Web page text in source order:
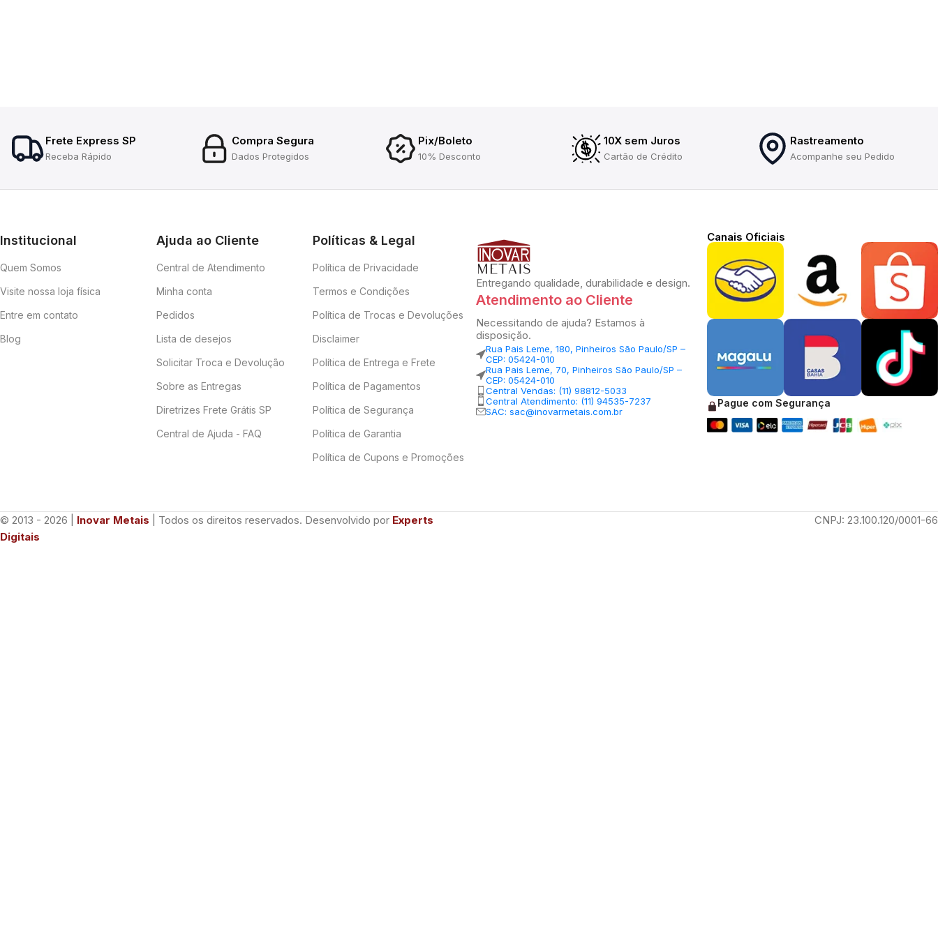
Frete Express SP
Receba Rápido
Compra Segura
Dados Protegidos
Pix/Boleto
10% Desconto
10X sem Juros
Cartão de Crédito
Rastreamento
Acompanhe seu Pedido
Institucional
Quem Somos
Visite nossa loja física
Entre em contato
Blog
Ajuda ao Cliente
Central de Atendimento
Minha conta
Pedidos
Lista de desejos
Solicitar Troca e Devolução
Sobre as Entregas
Diretrizes Frete Grátis SP
Central de Ajuda - FAQ
Políticas & Legal
Política de Privacidade
Termos e Condições
Política de Trocas e Devoluções
Disclaimer
Política de Entrega e Frete
Política de Pagamentos
Política de Segurança
Política de Garantia
Política de Cupons e Promoções
Entregando qualidade, durabilidade e design.
Atendimento ao Cliente
Necessitando de ajuda? Estamos à
disposição.
Rua Pais Leme, 180, Pinheiros São Paulo/SP –
CEP: 05424-010
Rua Pais Leme, 70, Pinheiros São Paulo/SP –
CEP: 05424-010
Central Vendas: (11) 98812-5033
Central Atendimento: (11) 94535-7237
SAC: sac@inovarmetais.com.br
Canais Oficiais
Pague com Segurança
© 2013 - 2026 | Inovar Metais | Todos os direitos reservados. Desenvolvido por Experts
Digitais
CNPJ: 23.100.120/0001-66